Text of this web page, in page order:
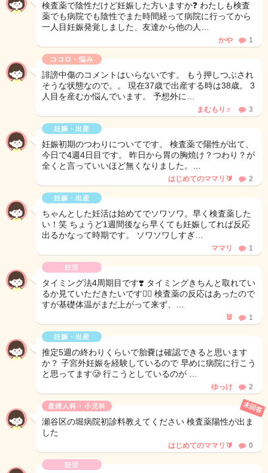
検査薬で陰性だけど妊娠した方いますか❓ わたしも検査
薬でも病院でも陰性でまた時間経って病院に行ってから
一人目妊娠発覚しました、友達から他の人…
かや 1
ココロ・悩み
誹謗中傷のコメントはいらないです。 もう押しつぶされ
そうな状態なので。。 現在37歳で出産する時は38歳。 3
人目を産むか悩んでいます。 予想外に…
まむもり♬ 3
妊娠・出産
妊娠初期のつわりについてです。 検査薬で陽性が出て、
今日で4週4日目です。 昨日から胃の胸焼け？つわり？が
全くと言っていいほど無くなりました。…
はじめてのママリ🔰 2
妊娠・出産
ちゃんとした妊活は始めてでソワソワ。早く検査薬した
い！笑 ちょうど1週間後なら早くても妊娠してれば反応
出るかなって時期です。 ソワソワしすぎ…
ママリ 1
妊活
タイミング法4周期目です❣️ タイミングきちんと取れてい
るか見ていただきたいです🙇‍♀️ 検査薬の反応はあったので
すが基礎体温がまだ上がって来ず、…
🐰 1
妊娠・出産
推定5週の終わりくらいで胎嚢は確認できると思います
か？ 子宮外妊娠を経験しているので 早めに病院に行こう
と思ってます🥲 行こうとしているのが …
ゆっけ 2
産婦人科・小児科
瀬谷区の堀病院初診料教えてください 検査薬陽性が出ま
した
未回答
はじめてのママリ🔰 0
妊活